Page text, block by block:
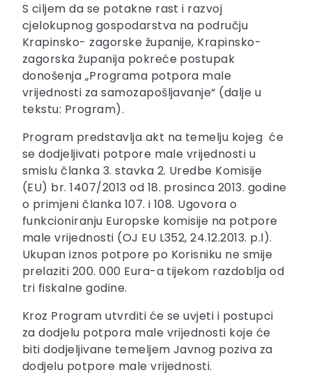
S ciljem da se potakne rast i razvoj
cjelokupnog gospodarstva na području
Krapinsko- zagorske županije, Krapinsko-
zagorska županija pokreće postupak
donošenja „Programa potpora male
vrijednosti za samozapošljavanje“ (dalje u
tekstu: Program).
Program predstavlja akt na temelju kojeg će
se dodjeljivati potpore male vrijednosti u
smislu članka 3. stavka 2. Uredbe Komisije
(EU) br. 1407/2013 od 18. prosinca 2013. godine
o primjeni članka 107. i 108. Ugovora o
funkcioniranju Europske komisije na potpore
male vrijednosti (OJ EU L352, 24.12.2013. p.l).
Ukupan iznos potpore po Korisniku ne smije
prelaziti 200. 000 Eura-a tijekom razdoblja od
tri fiskalne godine.
Kroz Program utvrditi će se uvjeti i postupci
za dodjelu potpora male vrijednosti koje će
biti dodjeljivane temeljem Javnog poziva za
dodjelu potpore male vrijednosti.